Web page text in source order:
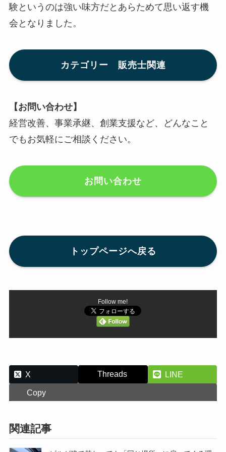
験というのは強い味方だとあらためて思い返す機
会となりました。
カテゴリー 販売士関連
【お問い合わせ】
経営改善、事業承継、創業支援など、どんなこと
でもお気軽にご相談ください。
お問い合わせ
トップページへ戻る
Follow me!
X Threads
LINE
Copy
関連記事